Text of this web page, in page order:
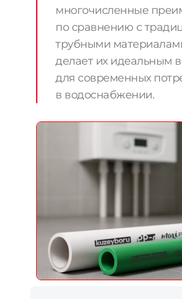
многочисленные
по сравнению с
трубными
делает их идеальным
для современных
в водоснабжении.